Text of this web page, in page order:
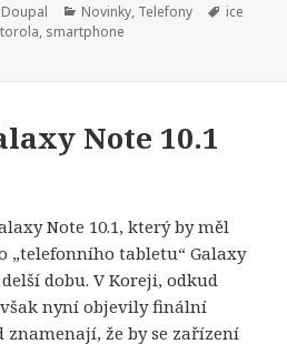
Rubriky:
Novinky, Telefony Štítky:
ice
, smartphone
Note 10.1
Note 10.1, který by měl
„telefonního tabletu“ Galaxy
dobu. V Koreji, odkud
však nyní objevily finální
znamenají, že by se zařízení